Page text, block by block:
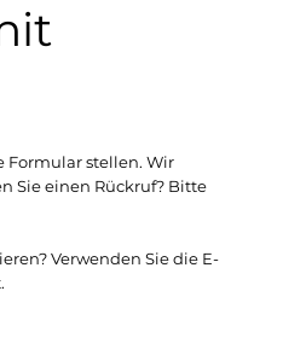
Formular stellen. Wir
Sie einen Rückruf? Bitte
Verwenden Sie die E-